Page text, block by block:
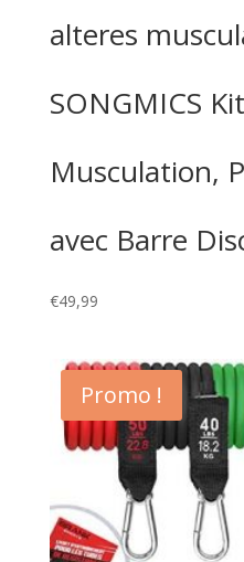
alteres
SONGMICS
Musculation,
avec Barre
€49,99
Promo !